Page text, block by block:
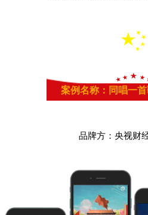
案例名称：同唱一
品牌方：央视财